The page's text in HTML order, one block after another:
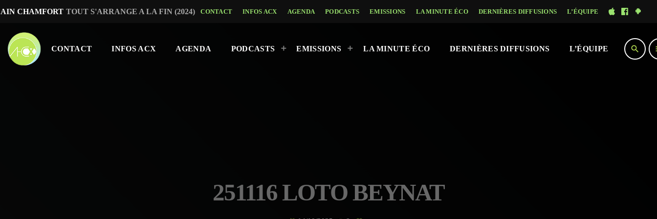
CHAMFORT TOUT S'ARRANGE A LA FIN (2024) CONTACT INFOS ACX AGENDA PODCASTS EMISSIONS LA MINUTE ÉCO DERNIÈRES DIFFUSIONS L’ÉQUIPE
CONTACT INFOS ACX AGENDA PODCASTS EMISSIONS LA MINUTE ÉCO DERNIÈRES DIFFUSIONS L’ÉQUIPE search
251116 LOTO BEYNAT